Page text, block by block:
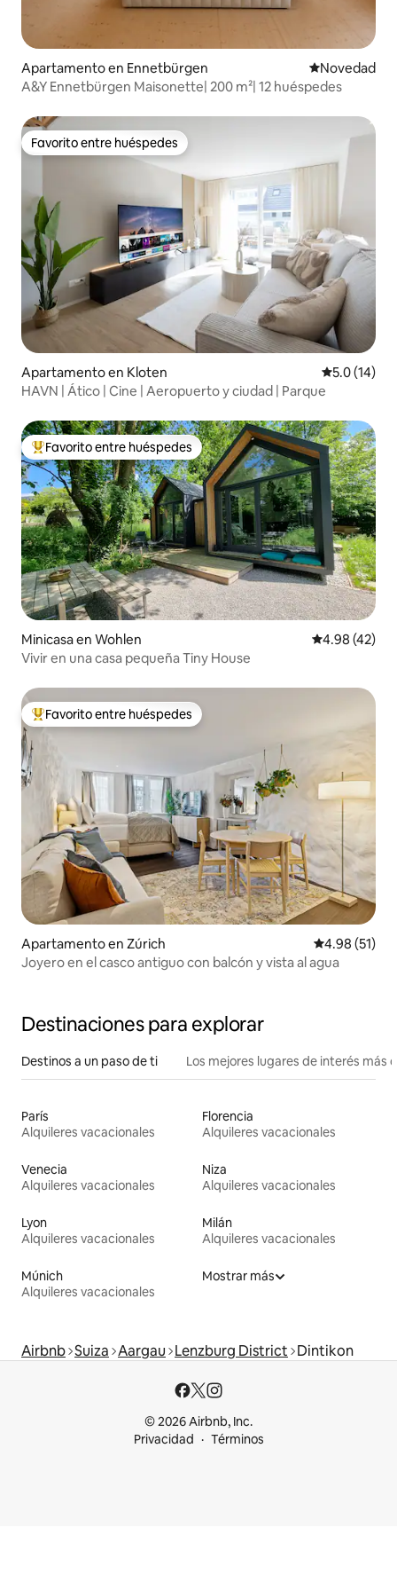
Apartamento en Ennetbürgen Lugar para
Novedad
A&Y Ennetbürgen Maisonette| 200 m²| 12 huéspedes
Favorito entre huéspedes
Favorito entre huéspedes
Apartamento en Kloten Calificación
5.0 (14)
HAVN | Ático | Cine | Aeropuerto y ciudad | Parque
Favorito entre huéspedes preferido
Favorito entre huéspedes
Minicasa en Wohlen Calificación
4.98 (42)
Vivir en una casa pequeña Tiny House
Favorito entre huéspedes preferido
Favorito entre huéspedes
Apartamento en Zúrich Calificación
4.98 (51)
Joyero en el casco antiguo con balcón y vista al agua
Destinaciones para explorar
Destinos a un paso de ti Los mejores lugares de interés más
París
Alquileres vacacionales
Florencia
Alquileres vacacionales
Venecia
Alquileres vacacionales
Niza
Alquileres vacacionales
Lyon
Alquileres vacacionales
Milán
Alquileres vacacionales
Múnich
Alquileres vacacionales
Mostrar más
Airbnb Suiza Aargau Lenzburg District Dintikon
© 2026 Airbnb, Inc.
Privacidad
Términos